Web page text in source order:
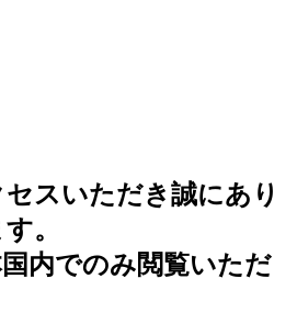
スいただき誠にあり
。
内でのみ閲覧いただ